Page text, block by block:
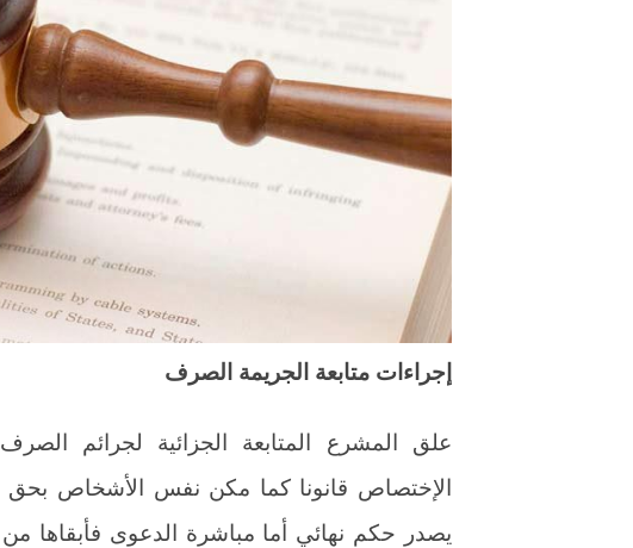
إجراءات متابعة الجريمة الصرف
علق المشرع المتابعة الجزائية لجرائم
الإختصاص قانونا كما مكن نفس الأشخاص بحق
يصدر حكم نهائي أما مباشرة الدعوى فأبقاها